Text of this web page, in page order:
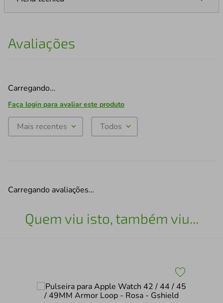
Avaliações
Carregando…
Faça login para avaliar este produto
Mais recentes Todos
Carregando avaliações…
Quem viu isto, também viu...